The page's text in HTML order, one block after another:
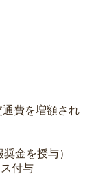
費を増額され
金を授与）
付与